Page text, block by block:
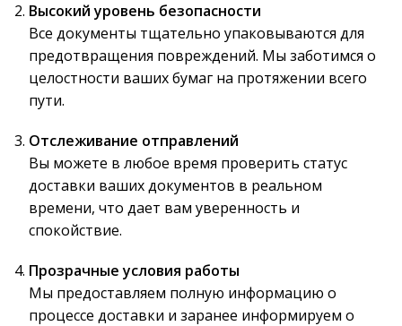
Высокий уровень безопасности
Все документы тщательно упаковываются для
предотвращения повреждений. Мы заботимся о
целостности ваших бумаг на протяжении всего
пути.
Отслеживание отправлений
Вы можете в любое время проверить статус
доставки ваших документов в реальном
времени, что дает вам уверенность и
спокойствие.
Прозрачные условия работы
Мы предоставляем полную информацию о
процессе доставки и заранее информируем о